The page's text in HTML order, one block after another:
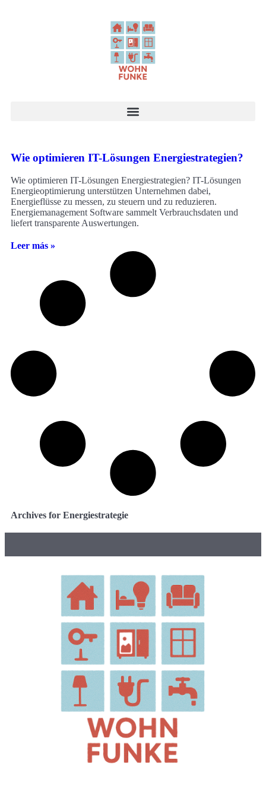
Wie optimieren IT-Lösungen Energiestrategien?
Wie optimieren IT-Lösungen Energiestrategien? IT-Lösungen
Energieoptimierung unterstützen Unternehmen dabei,
Energieflüsse zu messen, zu steuern und zu reduzieren.
Energiemanagement Software sammelt Verbrauchsdaten und
liefert transparente Auswertungen.
Leer más »
Archives for Energiestrategie